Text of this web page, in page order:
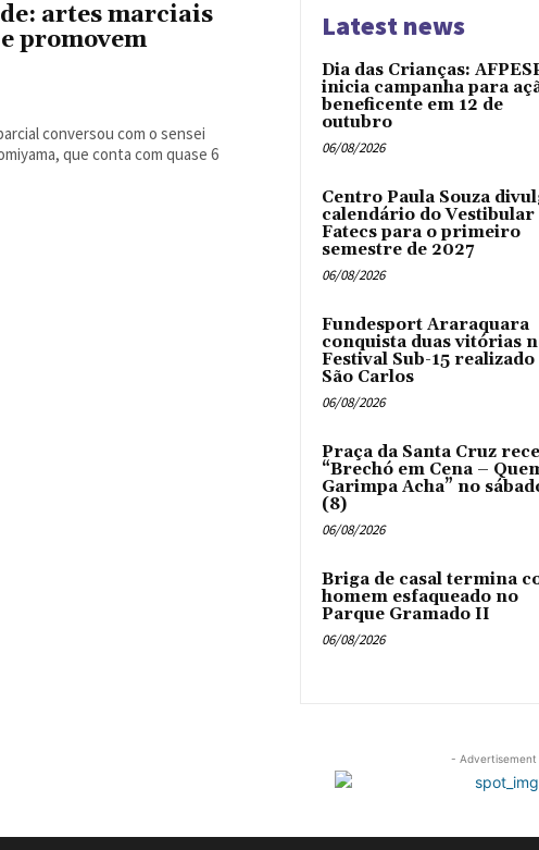
artes marciais
promovem
conversou com o sensei
que conta com quase 6
Latest news
Dia das Crianças:
inicia campanha para
beneficente em 12 de
outubro
06/08/2026
Centro Paula Souza
calendário do Vestibular
Fatecs para o primeiro
semestre de 2027
06/08/2026
Fundesport Araraquara
conquista duas vitórias
Festival Sub-15 realizado
São Carlos
06/08/2026
Praça da Santa Cruz
“Brechó em Cena –
Garimpa Acha” no
(8)
06/08/2026
Briga de casal termina
homem esfaqueado no
Parque Gramado II
06/08/2026
- Advertisement